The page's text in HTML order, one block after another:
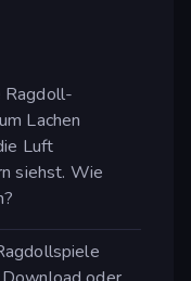
Ragdoll-
Lachen
Luft
siehst. Wie